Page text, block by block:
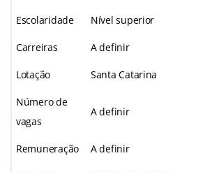
Escolaridade Nível superior
Carreiras A definir
Lotação Santa Catarina
Número de
vagas
A definir
Remuneração A definir